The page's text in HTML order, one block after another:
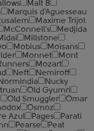
Malt B
Marquis d'Aguesseau
Maxime Trijol
McConnell's
Medjida
Millstone
Mobius
Moisans
Monnet
Mont
Mozart
Neft
Nemiroff
Normindia
Nucky
Old Gyumri
Old Smuggler
Omar
Osmoz
Azul Pages
Parati
Pearse
Peat